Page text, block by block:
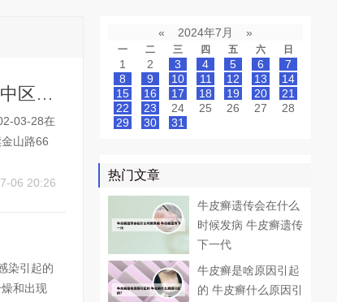
苏州市吴中区皮肤病防治所地址在哪 苏州市吴中区皮肤病医院
03-28在
山路66
网显...
06 20:26
染引起的
和出现
« 2024年7月 »
一 二 三 四 五 六 日
1 2 3 4 5 6
7
8
9 10 11 12 13
14
15
16 17 18 19 20
21
22
23 24 25 26 27
28
29
30 31
热门文章
牛皮癣遗传会在什么
时候发病 牛皮癣遗传
下一代
牛皮癣是啥原因引起
的 牛皮癣什么原因引